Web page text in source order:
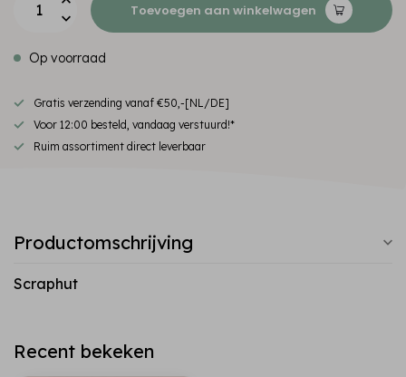
Toevoegen aan winkelwagen
Op voorraad
Gratis verzending vanaf €50,-[NL/DE]
Voor 12:00 besteld, vandaag verstuurd!*
Ruim assortiment direct leverbaar
Productomschrijving
Scraphut
Recent bekeken